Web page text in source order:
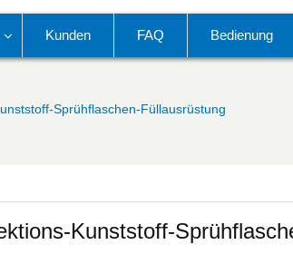
Kunden FAQ Bedienung
Sprühflaschen-Füllausrüstung
Kunststoff-